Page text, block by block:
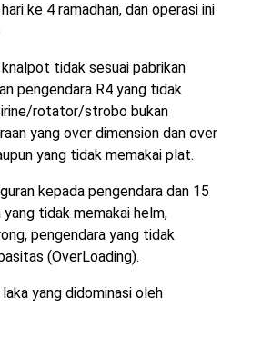
ke 4 ramadhan, dan operasi ini
knalpot tidak sesuai pabrikan
pengendara R4 yang tidak
rotator/strobo bukan
yang over dimension dan over
yang tidak memakai plat.
kepada pengendara dan 15
tidak memakai helm,
pengendara yang tidak
(OverLoading).
yang didominasi oleh